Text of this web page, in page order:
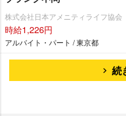
株式会社日本アメニティライフ協会
時給1,226円
アルバイト・パート / 東京都
続